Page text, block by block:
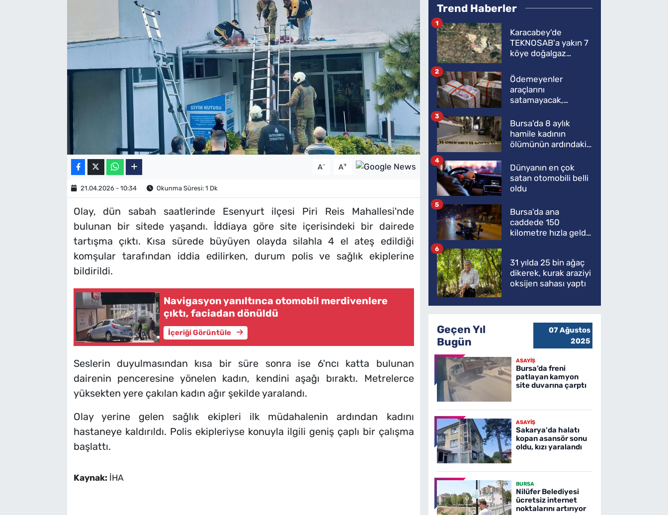
A- A+
21.04.2026 - 10:34 Okunma Süresi: 1 Dk
Olay, dün sabah saatlerinde Esenyurt ilçesi Piri Reis Mahallesi'nde
bulunan bir sitede yaşandı. İddiaya göre site içerisindeki bir dairede
tartışma çıktı. Kısa sürede büyüyen olayda silahla 4 el ateş edildiği
komşular tarafından iddia edilirken, durum polis ve sağlık ekiplerine
bildirildi.
Navigasyon yanıltınca otomobil merdivenlere
çıktı, faciadan dönüldü
İçeriği Görüntüle
Seslerin duyulmasından kısa bir süre sonra ise 6'ncı katta bulunan
dairenin penceresine yönelen kadın, kendini aşağı bıraktı. Metrelerce
yüksekten yere çakılan kadın ağır şekilde yaralandı.
Olay yerine gelen sağlık ekipleri ilk müdahalenin ardından kadını
hastaneye kaldırıldı. Polis ekipleriyse konuyla ilgili geniş çaplı bir çalışma
başlattı.
Kaynak: İHA
Trend Haberler
Karacabey'de
TEKNOSAB'a yakın 7
köye doğalgaz
1
Ödemeyenler
araçlarını
satamayacak,
2
Bursa'da 8 aylık
hamile kadının
ölümünün ardındaki
3
Dünyanın en çok
satan otomobili belli
oldu
4
Bursa'da ana
caddede 150
kilometre hızla geldi,
5
31 yılda 25 bin ağaç
dikerek, kurak araziyi
oksijen sahası yaptı
6
Geçen Yıl
Bugün
07 Ağustos
2025
ASAYİŞ
Bursa’da freni
patlayan kamyon
site duvarına çarptı
ASAYİŞ
Sakarya'da halatı
kopan asansör sonu
oldu, kızı yaralandı
BURSA
Nilüfer Belediyesi
ücretsiz internet
noktalarını artırıyor
TV REHBERİ